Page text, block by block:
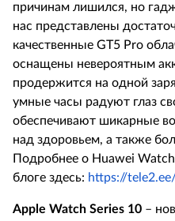
причинам лишился, но
нас представлены
качественные GT5 Pro
оснащены невероятным
продержится на одной
умные часы радуют глаз
обеспечивают шикарные
над здоровьем, а также
Подробнее о Huawei Watch
блоге здесь: https://
Apple Watch Series 10 –